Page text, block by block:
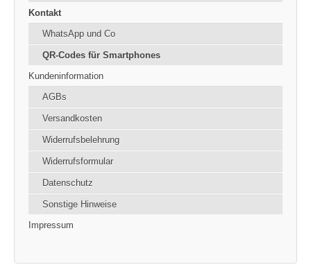
Kontakt
WhatsApp und Co
QR-Codes für Smartphones
Kundeninformation
AGBs
Versandkosten
Widerrufsbelehrung
Widerrufsformular
Datenschutz
Sonstige Hinweise
Impressum